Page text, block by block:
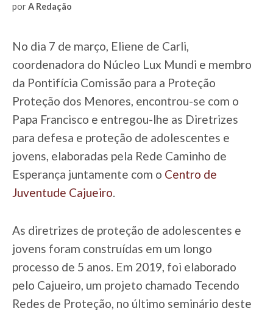
por A Redação
No dia 7 de março, Eliene de Carli,
coordenadora do Núcleo Lux Mundi e membro
da Pontifícia Comissão para a Proteção
Proteção dos Menores, encontrou-se com o
Papa Francisco e entregou-lhe as Diretrizes
para defesa e proteção de adolescentes e
jovens, elaboradas pela Rede Caminho de
Esperança juntamente com o Centro de
Juventude Cajueiro.
As diretrizes de proteção de adolescentes e
jovens foram construídas em um longo
processo de 5 anos. Em 2019, foi elaborado
pelo Cajueiro, um projeto chamado Tecendo
Redes de Proteção, no último seminário deste